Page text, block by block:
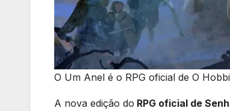
O Um Anel é o RPG oficial de O
A nova edição do RPG oficial de